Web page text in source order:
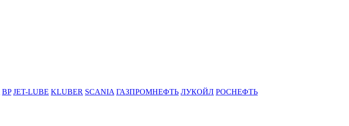
BP JET-LUBE KLUBER SCANIA ГАЗПРОМНЕФТЬ ЛУКОЙЛ РОСНЕФТЬ